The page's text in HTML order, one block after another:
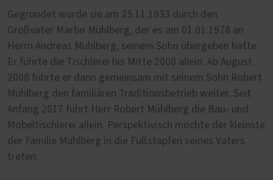
Gegründet wurde sie am 25.11.1933 durch den
Großvater Martin Mühlberg, der es am 01.01.1978 an
Herrn Andreas Mühlberg, seinem Sohn übergeben hatte.
Er führte die Tischlerei bis Mitte 2008 allein. Ab August
2008 führte er dann gemeinsam mit seinem Sohn Robert
Mühlberg den familiären Traditionsbetrieb weiter. Seit
Anfang 2017 führt Herr Robert Mühlberg die Bau- und
Möbeltischlerei allein. Perspektivisch möchte der kleinste
der Familie Mühlberg in die Fußstapfen seines Vaters
treten.